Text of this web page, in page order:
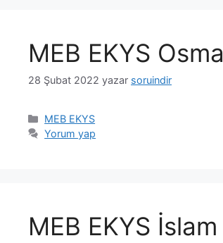
MEB EKYS
28 Şubat 2022 yazar soruindir
Kategoriler
MEB EKYS
Yorum yap
MEB EKYS